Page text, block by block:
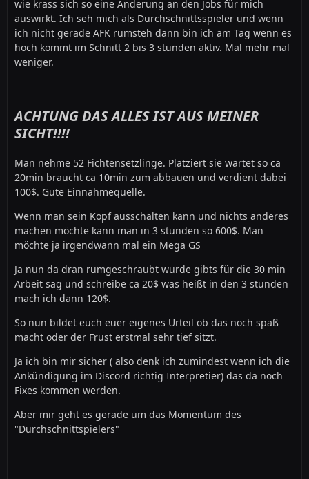
wie krass sich so eine Änderung an den Jobs für mich
auswirkt. Ich seh mich als Durchschnittsspieler und wenn
ich nicht gerade AFK rumsteh dann bin ich am Tag wenn es
hoch kommt im Schnitt 2 bis 3 stunden aktiv. Mal mehr mal
weniger.
ACHTUNG DAS ALLES IST AUS MEINER
SICHT!!!!
Man nehme 52 Fichtensetzlinge. Platziert sie wartet so ca
20min braucht ca 10min zum abbauen und verdient dabei
100$. Gute Einnahmequelle.
Wenn man sein Kopf ausschalten kann und nichts anderes
machen möchte kann man in 3 stunden so 600$. Man
möchte ja irgendwann mal ein Mega GS
Ja nun da dran rumgeschraubt wurde gibts für die 30 min
Arbeit sag und schreibe ca 20$ was heißt in den 3 stunden
mach ich dann 120$.
So nun bildet euch euer eigenes Urteil ob das noch spaß
macht oder der Frust erstmal sehr tief sitzt.
Ja ich bin mir sicher ( also denk ich zumindest wenn ich die
Ankündigung im Discord richtig Interpretier) das da noch
Fixes kommen werden.
Aber mir geht es gerade um das Momentum des
"Durchschnittspielers"